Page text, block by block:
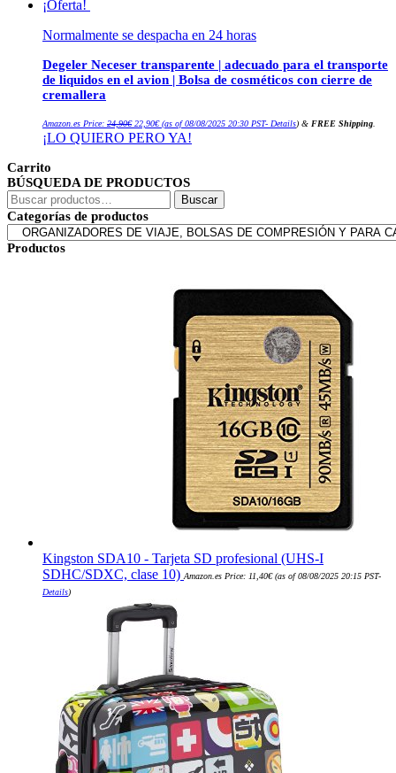
¡Oferta!
Normalmente se despacha en 24 horas
Degeler Neceser transparente | adecuado para el transporte
de liquidos en el avion | Bolsa de cosméticos con cierre de
cremallera
Amazon.es Price: 24,90€precio
original
era:
22,90€precio
actual
es:
(as of 08/08/2025 20:30 PST- Details) & FREE Shipping
¡LO QUIERO PERO YA!
Carrito
BÚSQUEDA DE PRODUCTOS
Buscar
por:
Buscar
Categorías de productos
Productos
Kingston SDA10 - Tarjeta SD profesional (UHS-I
SDHC/SDXC, clase 10) Amazon.es Price: 11,40€(as of 08/08/2025 20:15 PST-
Details)